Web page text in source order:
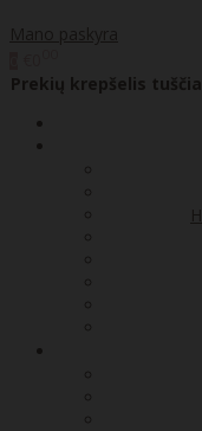
Mano paskyra
Prekių krepšelis